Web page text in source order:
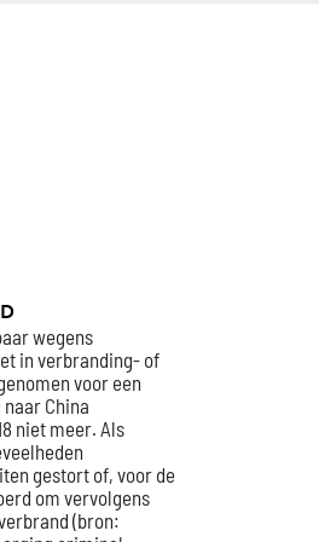
wegens
in verbranding- of
voor een
China
niet meer. Als
gestort of, voor de
om vervolgens
(bron: